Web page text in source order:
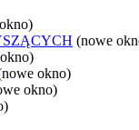
(nowe
okno)
okno)